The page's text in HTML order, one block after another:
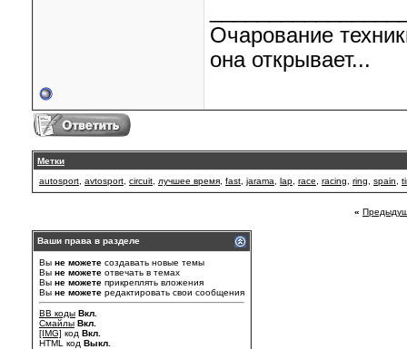
Очарование
она открывает...
Метки
autosport avtosport circuit лучшее время fast jarama lap race racing ring spain
«
Ваши права в разделе
Вы не можете создавать новые темы
Вы не можете отвечать в темах
Вы не можете прикреплять вложения
Вы не можете редактировать свои сообщения
BB коды Вкл.
Смайлы Вкл.
[IMG] код Вкл.
HTML код Выкл.